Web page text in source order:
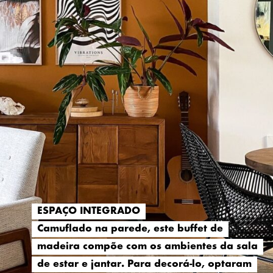
ESPAÇO INTEGRADO
Camuflado na parede, este buffet de
madeira compõe com os ambientes da sala
de estar e jantar. Para decorá-lo, optaram
ESPAÇO INTEGRADO
Camuflado na parede, este buffet de
madeira compõe com os ambientes da sala
de estar e jantar. Para decorá-lo, optaram